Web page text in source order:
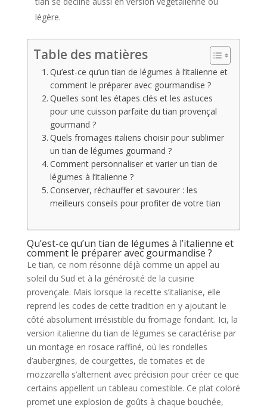
légère.
Table des matières
Qu’est-ce qu’un tian de légumes à l’italienne et
comment le préparer avec gourmandise ?
Quelles sont les étapes clés et les astuces
pour une cuisson parfaite du tian provençal
gourmand ?
Quels fromages italiens choisir pour sublimer
un tian de légumes gourmand ?
Comment personnaliser et varier un tian de
légumes à l’italienne ?
Conserver, réchauffer et savourer : les
meilleurs conseils pour profiter de votre tian
Qu’est-ce qu’un tian de légumes à l’italienne et
comment le préparer avec gourmandise ?
Le tian, ce nom résonne déjà comme un appel au
soleil du Sud et à la générosité de la cuisine
provençale. Mais lorsque la recette s’italianise, elle
reprend les codes de cette tradition en y ajoutant le
côté absolument irrésistible du fromage fondant. Ici, la
version italienne du tian de légumes se caractérise par
un montage en rosace raffiné, où les rondelles
d’aubergines, de courgettes, de tomates et de
mozzarella s’alternent avec précision pour créer ce que
certains appellent un tableau comestible. Ce plat coloré
promet une explosion de goûts à chaque bouchée,